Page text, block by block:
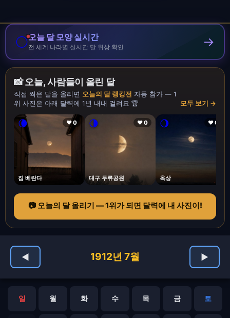
🌕오늘 달 모양 실시간
전 세계 나라별 실시간 달 위상 확인 →
📸 오늘, 사람들이 올린 달
직접 찍은 달을 올리면 오늘의 달 랭킹전 자동 참가 — 1
위 사진은 아래 달력에 1년 내내 걸려요 🏆
모두 보기 →
🌘 ❤ 0
집 베란다
🌗 ❤ 0
대구 두류공원
🌖 ❤ 0
옥상
📷 오늘의 달 올리기 — 1위가 되면 달력에 내 사진이!
◀ 1912년 7월 ▶
일 월 화 수 목 금 토